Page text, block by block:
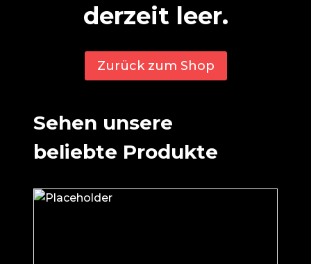
derzeit leer.
Zurück zum Shop
Sehen unsere
beliebte Produkte